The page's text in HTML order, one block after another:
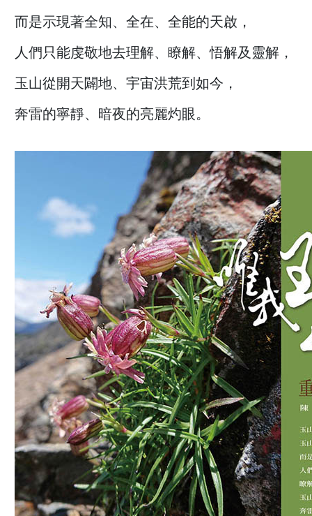
而是示現著全知、全在、全能的天啟，
人們只能虔敬地去理解、瞭解、悟解及靈解，
玉山從開天闢地、宇宙洪荒到如今，
奔雷的寧靜、暗夜的亮麗灼眼。